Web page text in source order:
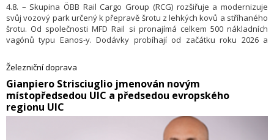
4.8. – Skupina ÖBB Rail Cargo Group (RCG) rozšiřuje a modernizuje
svůj vozový park určený k přepravě šrotu z lehkých kovů a stříhaného
šrotu. Od společnosti MFD Rail si pronajímá celkem 500 nákladních
vagónů typu Eanos-y. Dodávky probíhají od začátku roku 2026 a
roku 2027. Do konce července 2026 bylo již v provozu 110 z těchto
nových vagónů.
Železniční doprava
G​ianpiero Strisciuglio jmenován novým
místopředsedou UIC a předsedou evropského
regionu UIC